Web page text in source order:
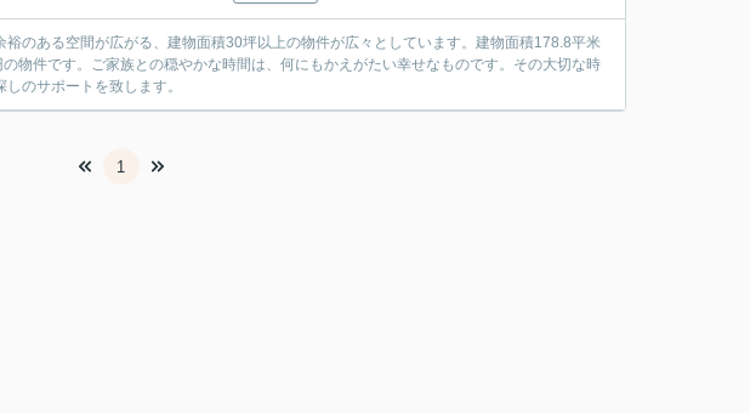
のある空間が広がる、建物面積30坪以上の物件が広々としています。建物面積178.8平米
物件です。ご家族との穏やかな時間は、何にもかえがたい幸せなものです。その大切な時
のサポートを致します。
1